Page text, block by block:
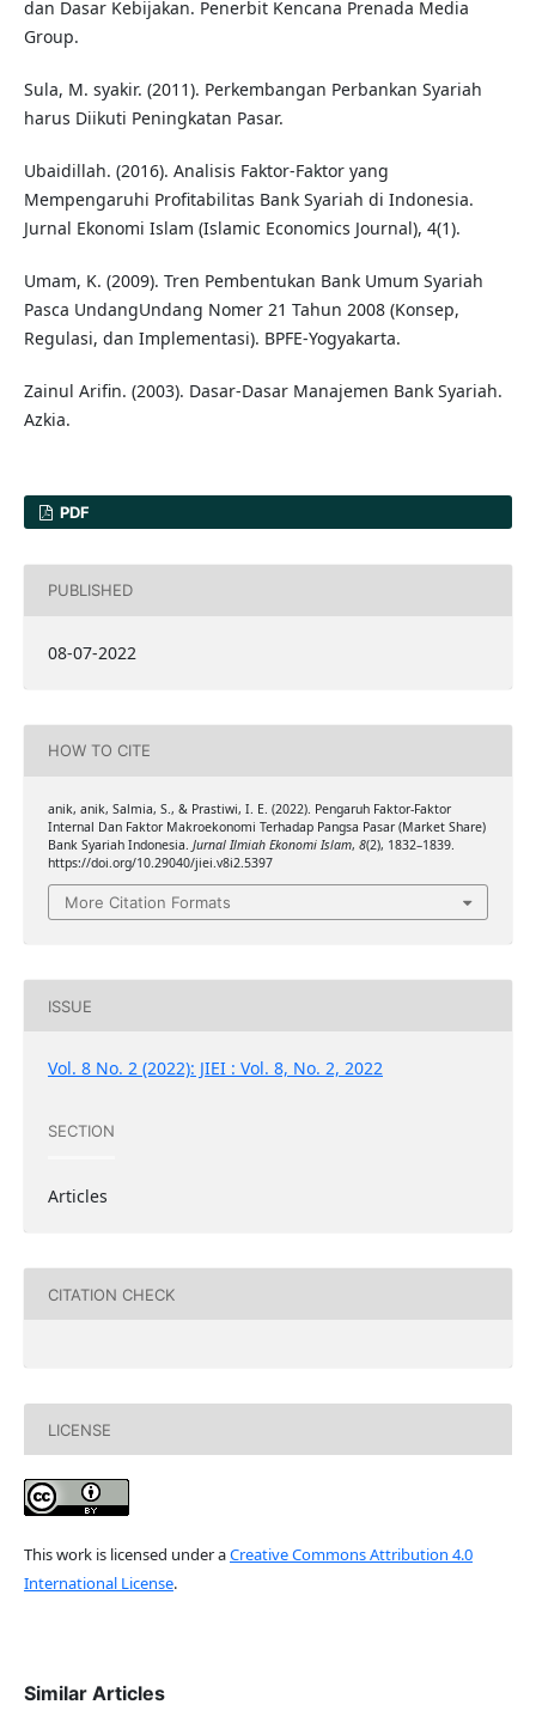
dan Dasar Kebijakan. Penerbit Kencana Prenada Media
Group.
Sula, M. syakir. (2011). Perkembangan Perbankan Syariah
harus Diikuti Peningkatan Pasar.
Ubaidillah. (2016). Analisis Faktor-Faktor yang
Mempengaruhi Profitabilitas Bank Syariah di Indonesia.
Jurnal Ekonomi Islam (Islamic Economics Journal), 4(1).
Umam, K. (2009). Tren Pembentukan Bank Umum Syariah
Pasca UndangUndang Nomer 21 Tahun 2008 (Konsep,
Regulasi, dan Implementasi). BPFE-Yogyakarta.
Zainul Arifin. (2003). Dasar-Dasar Manajemen Bank Syariah.
Azkia.
PDF
PUBLISHED
08-07-2022
HOW TO CITE
anik, anik, Salmia, S., & Prastiwi, I. E. (2022). Pengaruh Faktor-Faktor
Internal Dan Faktor Makroekonomi Terhadap Pangsa Pasar (Market Share)
Bank Syariah Indonesia. Jurnal Ilmiah Ekonomi Islam, 8(2), 1832–1839.
https://doi.org/10.29040/jiei.v8i2.5397
More Citation Formats
ISSUE
Vol. 8 No. 2 (2022): JIEI : Vol. 8, No. 2, 2022
SECTION
Articles
CITATION CHECK
LICENSE
This work is licensed under aCreative Commons Attribution 4.0
International License.
Similar Articles